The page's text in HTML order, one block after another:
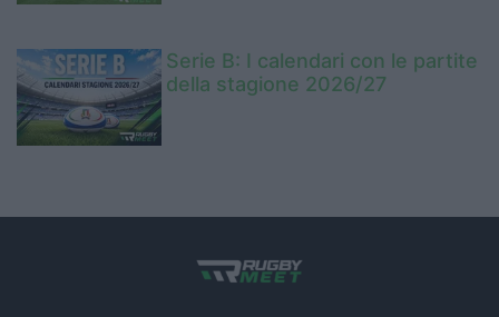
Serie B: I calendari con le partite
della stagione 2026/27